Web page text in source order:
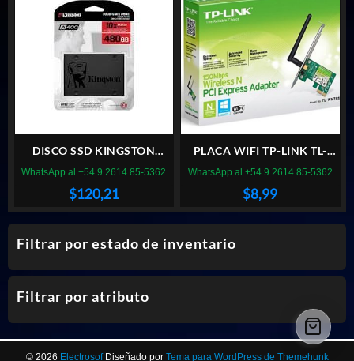
Filtrar por estado de inventario
Filtrar por atributo
DISCO SSD KINGSTON
480GB A400 SATA
$120,21
WhatsApp al +54 9 2614 85-5362
PLACA WIFI TP-LINK TL-
WN781ND PCI EXPRESS
$8,99
WhatsApp al +54 9 2614 85-5362
© 2026 Electrosof Diseñado por Tema para WordPress de Themehunk